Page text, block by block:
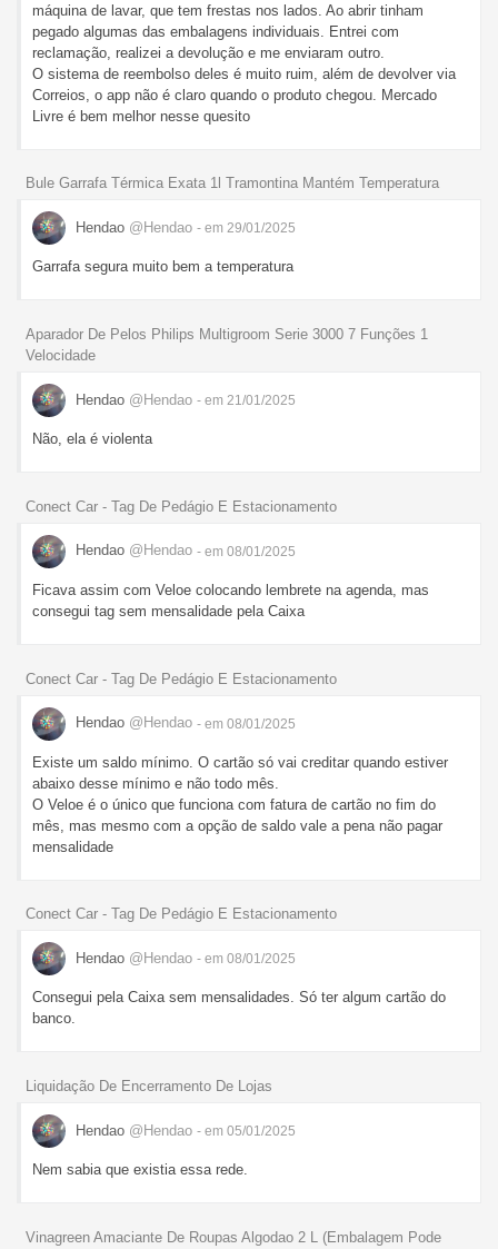
máquina de lavar, que tem frestas nos lados. Ao abrir tinham
pegado algumas das embalagens individuais. Entrei com
reclamação, realizei a devolução e me enviaram outro.
O sistema de reembolso deles é muito ruim, além de devolver via
Correios, o app não é claro quando o produto chegou. Mercado
Livre é bem melhor nesse quesito
Bule Garrafa Térmica Exata 1l Tramontina Mantém Temperatura
Hendao @Hendao - em 29/01/2025
Garrafa segura muito bem a temperatura
Aparador De Pelos Philips Multigroom Serie 3000 7 Funções 1
Velocidade
Hendao @Hendao - em 21/01/2025
Não, ela é violenta
Conect Car - Tag De Pedágio E Estacionamento
Hendao @Hendao - em 08/01/2025
Ficava assim com Veloe colocando lembrete na agenda, mas
consegui tag sem mensalidade pela Caixa
Conect Car - Tag De Pedágio E Estacionamento
Hendao @Hendao - em 08/01/2025
Existe um saldo mínimo. O cartão só vai creditar quando estiver
abaixo desse mínimo e não todo mês.
O Veloe é o único que funciona com fatura de cartão no fim do
mês, mas mesmo com a opção de saldo vale a pena não pagar
mensalidade
Conect Car - Tag De Pedágio E Estacionamento
Hendao @Hendao - em 08/01/2025
Consegui pela Caixa sem mensalidades. Só ter algum cartão do
banco.
Liquidação De Encerramento De Lojas
Hendao @Hendao - em 05/01/2025
Nem sabia que existia essa rede.
Vinagreen Amaciante De Roupas Algodao 2 L (Embalagem Pode